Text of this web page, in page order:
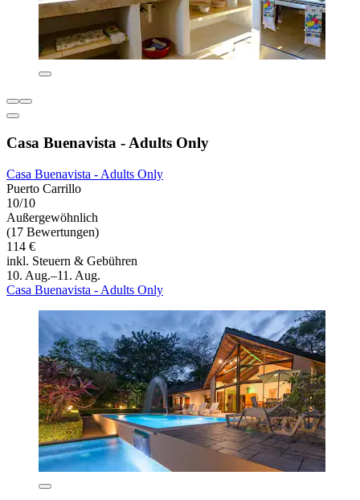
Casa Buenavista - Adults Only
Casa Buenavista - Adults Only
Puerto Carrillo
10/10
Außergewöhnlich
(17 Bewertungen)
114 €
inkl. Steuern & Gebühren
10. Aug.–11. Aug.
Casa Buenavista - Adults Only